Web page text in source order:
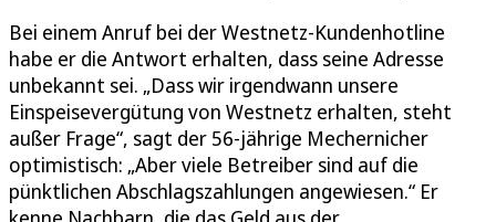
Bei einem Anruf bei der Westnetz-Kundenhotline
habe er die Antwort erhalten, dass seine Adresse
unbekannt sei. „Dass wir irgendwann unsere
Einspeisevergütung von Westnetz erhalten, steht
außer Frage“, sagt der 56-jährige Mechernicher
optimistisch: „Aber viele Betreiber sind auf die
pünktlichen Abschlagszahlungen angewiesen.“ Er